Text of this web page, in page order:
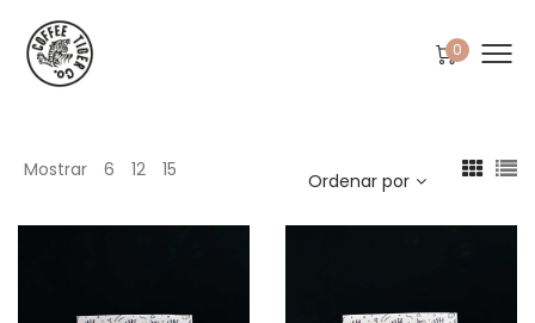
0
Mostrar 6 12 15 Ordenar por